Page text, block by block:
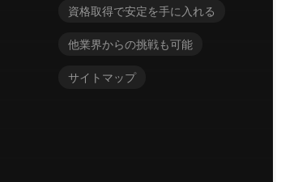
資格取得で安定を手に入れる
他業界からの挑戦も可能
サイトマップ